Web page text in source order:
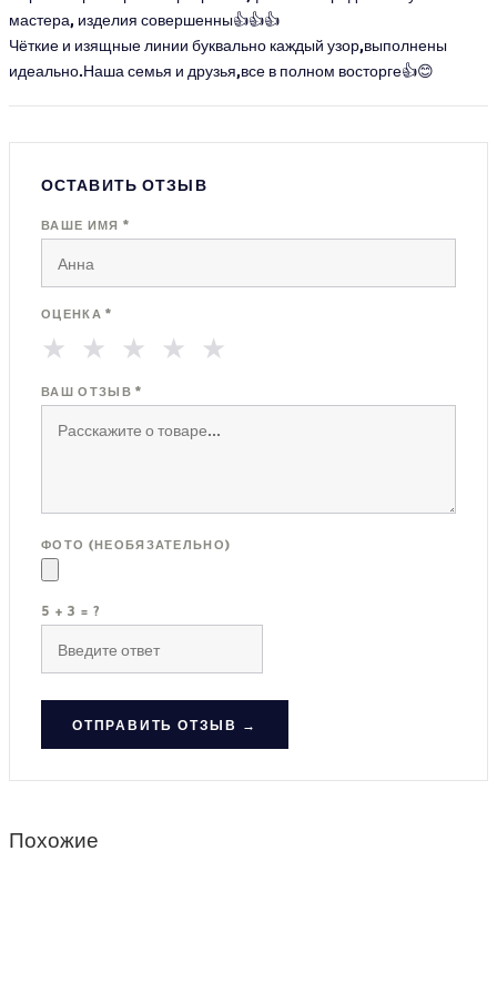
мастера, изделия совершенны👍👍👍
Чёткие и изящные линии буквально каждый узор,выполнены
идеально.Наша семья и друзья,все в полном восторге👍😊
ОСТАВИТЬ ОТЗЫВ
ВАШЕ ИМЯ *
ОЦЕНКА *
★ ★ ★ ★ ★
ВАШ ОТЗЫВ *
ФОТО (НЕОБЯЗАТЕЛЬНО)
5 + 3 = ?
ОТПРАВИТЬ ОТЗЫВ →
Похожие